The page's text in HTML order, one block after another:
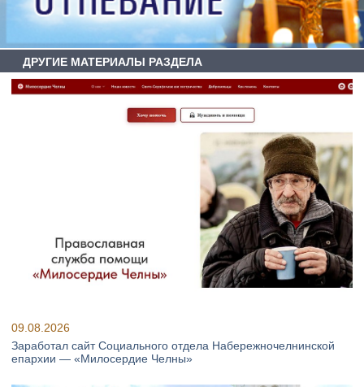
ДРУГИЕ МАТЕРИАЛЫ РАЗДЕЛА
09.08.2026
Заработал сайт Социального отдела Набережночелнинской
епархии — «Милосердие Челны»